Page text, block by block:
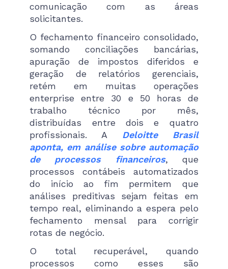
comunicação com as áreas
solicitantes.
O fechamento financeiro consolidado,
somando conciliações bancárias,
apuração de impostos diferidos e
geração de relatórios gerenciais,
retém em muitas operações
enterprise entre 30 e 50 horas de
trabalho técnico por mês,
distribuídas entre dois e quatro
profissionais. A
Deloitte Brasil
aponta, em análise sobre automação
de processos financeiros, que
processos contábeis automatizados
do início ao fim permitem que
análises preditivas sejam feitas em
tempo real, eliminando a espera pelo
fechamento mensal para corrigir
rotas de negócio.
O total recuperável, quando
processos como esses são